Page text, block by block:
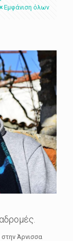
Εμφάνιση όλων
Άρνισσα